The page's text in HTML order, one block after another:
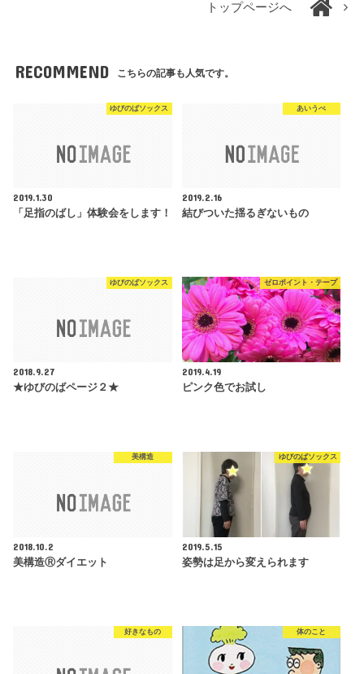
トップページへ
RECOMMEND こちらの記事も人気です。
ゆびのばソックス
2019.1.30
「足指のばし」体験会をします！
あいうべ
2019.2.16
結びついた揺るぎないもの
ゆびのばソックス
2018.9.27
★ゆびのばページ２★
ゼロポイント・テープ
2019.4.19
ピンク色でお試し
美構造
2018.10.2
美構造Ⓡダイエット
ゆびのばソックス
2019.5.15
姿勢は足から変えられます
好きなもの 体のこと